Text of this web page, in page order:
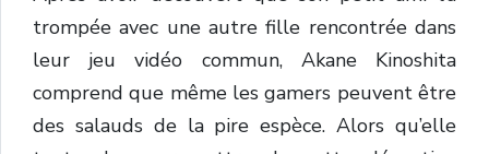
trompée avec une autre fille rencontrée dans
leur jeu vidéo commun, Akane Kinoshita
comprend que même les gamers peuvent être
des salauds de la pire espèce. Alors qu’elle